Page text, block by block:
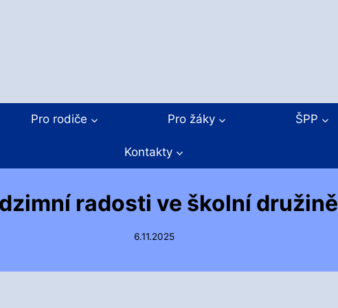
Pro rodiče Pro žáky ŠPP
Kontakty
radosti ve školní družině
6.11.2025